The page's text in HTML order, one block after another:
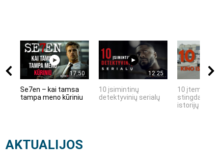
17:50
Se7en – kai tamsa
tampa meno kūriniu
12:25
10 įsimintinų
detektyvinių serialų
10 įtemptų,
stingdančių
istorijų
AKTUALIJOS